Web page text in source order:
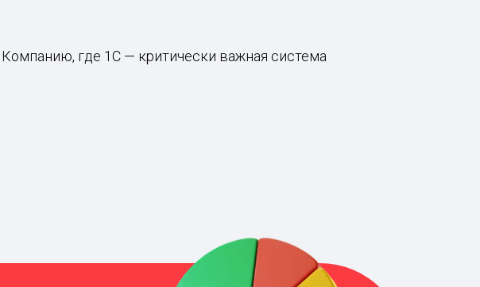
Компанию, где 1С — критически важная система